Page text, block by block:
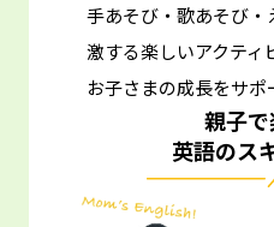
手あそび・歌あそび・
激する楽しいアクティ
お子さまの成長をサポ
親子で
英語のス